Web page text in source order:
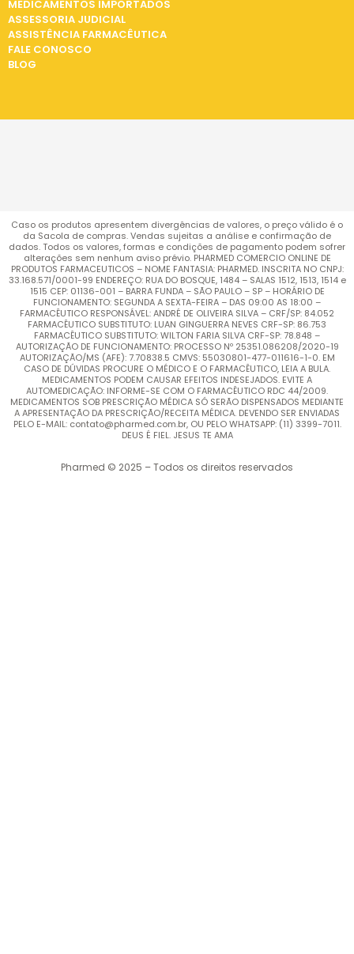
MEDICAMENTOS IMPORTADOS
ASSESSORIA JUDICIAL
ASSISTÊNCIA FARMACÊUTICA
FALE CONOSCO
BLOG
Caso os produtos apresentem divergências de valores, o preço válido é o
da Sacola de compras. Vendas sujeitas a análise e confirmação de
dados. Todos os valores, formas e condições de pagamento podem sofrer
alterações sem nenhum aviso prévio. PHARMED COMERCIO ONLINE DE
PRODUTOS FARMACEUTICOS – NOME FANTASIA: PHARMED. INSCRITA NO CNPJ:
33.168.571/0001-99 ENDEREÇO: RUA DO BOSQUE, 1484 – SALAS 1512, 1513, 1514 e
1515 CEP: 01136-001 – BARRA FUNDA – SÃO PAULO – SP – HORÁRIO DE
FUNCIONAMENTO: SEGUNDA A SEXTA-FEIRA – DAS 09:00 AS 18:00 –
FARMACÊUTICO RESPONSÁVEL: ANDRÉ DE OLIVEIRA SILVA – CRF/SP: 84.052
FARMACÊUTICO SUBSTITUTO: LUAN GINGUERRA NEVES CRF-SP: 86.753
FARMACÊUTICO SUBSTITUTO: WILTON FARIA SILVA CRF-SP: 78.848 –
AUTORIZAÇÃO DE FUNCIONAMENTO: PROCESSO Nº 25351.086208/2020-19
AUTORIZAÇÃO/MS (AFE): 7.70838.5 CMVS: 55030801-477-011616-1-0. EM
CASO DE DÚVIDAS PROCURE O MÉDICO E O FARMACÊUTICO, LEIA A BULA.
MEDICAMENTOS PODEM CAUSAR EFEITOS INDESEJADOS. EVITE A
AUTOMEDICAÇÃO: INFORME-SE COM O FARMACÊUTICO RDC 44/2009.
MEDICAMENTOS SOB PRESCRIÇÃO MÉDICA SÓ SERÃO DISPENSADOS MEDIANTE
A APRESENTAÇÃO DA PRESCRIÇÃO/RECEITA MÉDICA. DEVENDO SER ENVIADAS
PELO E-MAIL: contato@pharmed.com.br, OU PELO WHATSAPP: (11) 3399-7011.
DEUS É FIEL. JESUS TE AMA
Pharmed © 2025 – Todos os direitos reservados